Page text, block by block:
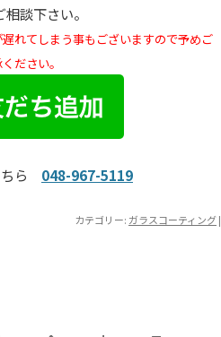
談下さい。
れてしまう事もございますので予めご
ださい。
ちら 048-967-5119
カテゴリー: ガラスコーティング|